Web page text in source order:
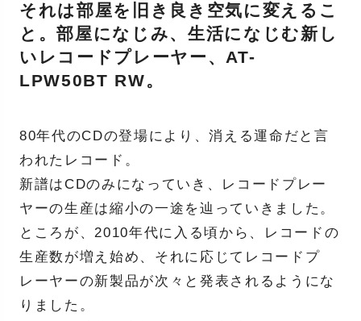
それは部屋を旧き良き空気に変えるこ
と。部屋になじみ、生活になじむ新し
いレコードプレーヤー、AT-
LPW50BT RW。
80年代のCDの登場により、消える運命だと言
われたレコード。
新譜はCDのみになっていき、レコードプレー
ヤーの生産は縮小の一途を辿っていきました。
ところが、2010年代に入る頃から、レコードの
生産数が増え始め、それに応じてレコードプ
レーヤーの新製品が次々と発表されるようにな
りました。